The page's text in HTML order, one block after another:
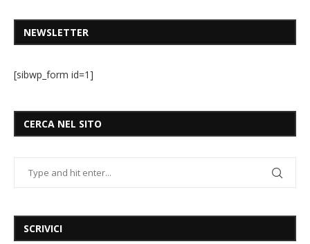
NEWSLETTER
[sibwp_form id=1]
CERCA NEL SITO
SCRIVICI